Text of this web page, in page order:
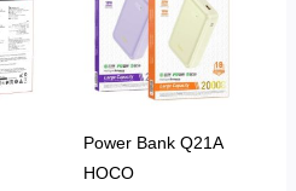
Power Bank Q21A
HOCO
plusieurs
variations.
Les
options